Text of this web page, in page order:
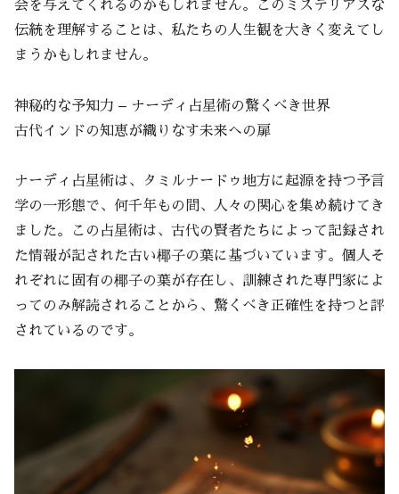
会を与えてくれるのかもしれません。このミステリアスな
伝統を理解することは、私たちの人生観を大きく変えてし
まうかもしれません。
神秘的な予知力 – ナーディ占星術の驚くべき世界
古代インドの知恵が織りなす未来への扉
ナーディ占星術は、タミルナードゥ地方に起源を持つ予言
学の一形態で、何千年もの間、人々の関心を集め続けてき
ました。この占星術は、古代の賢者たちによって記録され
た情報が記された古い椰子の葉に基づいています。個人そ
れぞれに固有の椰子の葉が存在し、訓練された専門家によ
ってのみ解読されることから、驚くべき正確性を持つと評
されているのです。